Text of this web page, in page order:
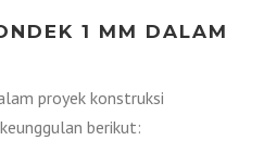
1 MM DALAM
proyek konstruksi
berikut: